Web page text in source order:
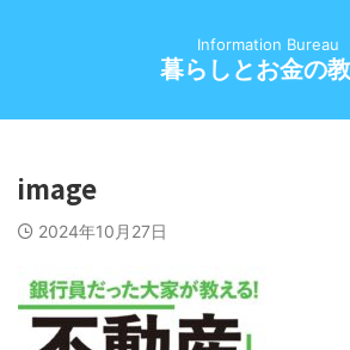
Information Bureau
暮らしとお金の
image
2024年10月27日